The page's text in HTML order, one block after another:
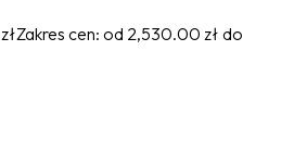
złZakres cen: od 2,530.00 zł do